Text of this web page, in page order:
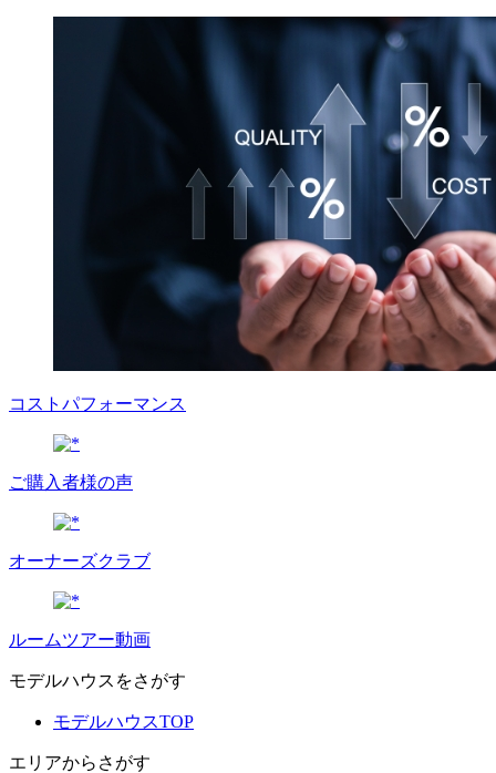
コストパフォーマンス
ご購入者様の声
オーナーズクラブ
ルームツアー動画
モデルハウスをさがす
モデルハウスTOP
エリアからさがす